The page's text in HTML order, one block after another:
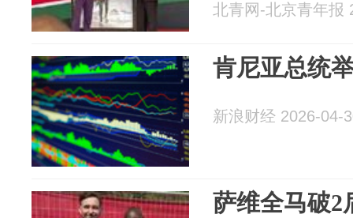
北青网-北京青年报
肯尼亚总统
新浪财经 2026-04-
萨维全马破2